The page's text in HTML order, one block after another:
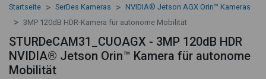
Startseite SerDes Kameras
NVIDIA® Jetson AGX Orin™ Kameras
3MP 120dB HDR-Kamera für autonome Mobilität
STURDeCAM31_CUOAGX - 3MP 120dB HDR
NVIDIA® Jetson Orin™ Kamera für autonome
Mobilität